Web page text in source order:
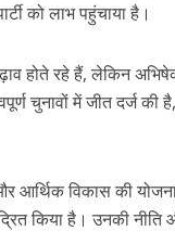
को लाभ पहुंचाया है।
होते रहे हैं, लेकिन
चुनावों में जीत दर्ज
आर्थिक विकास की
किया है। उनकी